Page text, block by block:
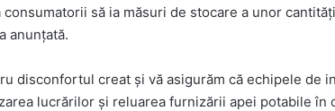
consumatorii să ia măsuri de stocare a unor
anunțată.
disconfortul creat și vă asigurăm că echipele de
lucrărilor și reluarea furnizării apei potabile în